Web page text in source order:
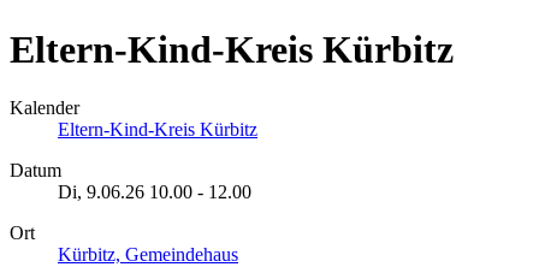
Eltern-Kind-Kreis Kürbitz
Kalender
Eltern-Kind-Kreis Kürbitz
Datum
Di, 9.06.26 10.00 - 12.00
Ort
Kürbitz, Gemeindehaus